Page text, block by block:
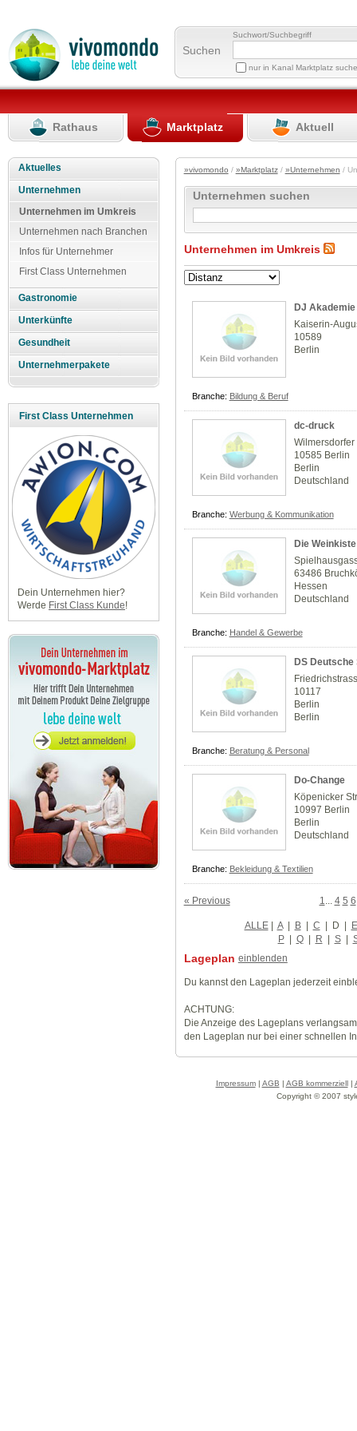
Suchen
Suchwort/Suchbegriff
nur in Kanal Marktplatz
Rathaus Marktplatz Aktuell
Aktuelles
Unternehmen
Unternehmen im Umkreis
Unternehmen nach Branchen
Infos für Unternehmer
First Class Unternehmen
Gastronomie
Unterkünfte
Gesundheit
Unternehmerpakete
First Class Unternehmen
Dein Unternehmen hier?
Werde First Class Kunde!
»vivomondo / »Marktplatz/ »Unternehmen /
Unternehmen suchen
Unternehmen im Umkreis
DJ
Kaiserin-
10589
Berlin
Branche: Bildung & Beruf
dc-druck
10585 Berlin
Berlin
Deutschland
Branche: Werbung & Kommunikation
Die Weinkiste
63486
Hessen
Deutschland
Branche: Handel & Gewerbe
DS
10117
Berlin
Berlin
Branche: Beratung & Personal
Do-Change
Köpenicker
10997 Berlin
Berlin
Deutschland
Branche: Bekleidung & Textilien
« Previous 1 4 5 6
ALLE| A | B | C | D | E
P | Q | R | S |
Lageplan einblenden
Du kannst den Lageplan jederzeit
ACHTUNG:
Die Anzeige des Lageplans
den Lageplan nur bei einer schnellen
Impressum| AGB | AGB kommerziell|
Copyright © 2007